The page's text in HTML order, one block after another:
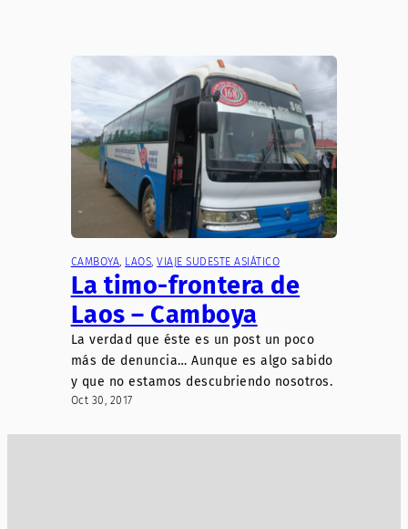
CAMBOYA, LAOS, VIAJE SUDESTE ASIÁTICO
La timo-frontera de
Laos – Camboya
La verdad que éste es un post un poco
más de denuncia… Aunque es algo sabido
y que no estamos descubriendo nosotros.
Oct 30, 2017